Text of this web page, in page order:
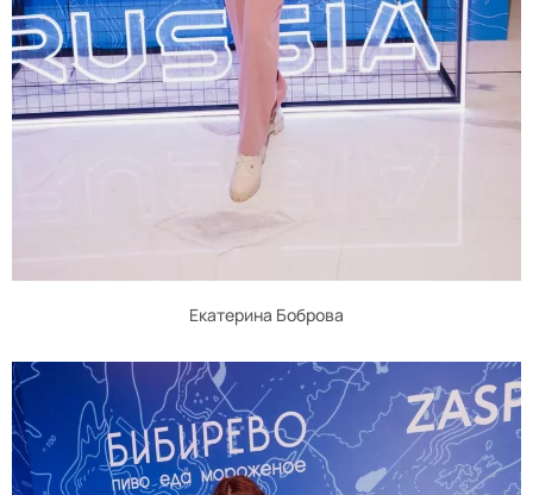
Екатерина Боброва